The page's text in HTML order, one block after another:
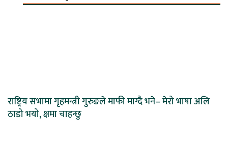
राष्ट्रिय सभामा गृहमन्त्री गुरुङले माफी माग्दै भने– मेरो भाषा अलि
ठाडो भयो, क्षमा चाहन्छु